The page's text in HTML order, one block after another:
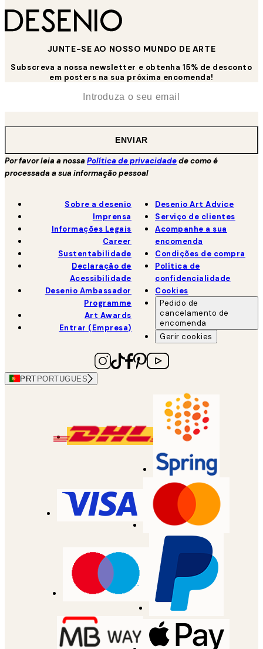
JUNTE-SE AO NOSSO MUNDO DE ARTE
Subscreva a nossa newsletter e obtenha 15% de desconto
em posters na sua próxima encomenda!
ENVIAR
Por favor leia a nossaPolítica de privacidadede como é
processada a sua informação pessoal
Sobre a desenio
Imprensa
Informações Legais
Career
Sustentabilidade
Declaração de
Acessibilidade
Desenio Ambassador
Programme
Art Awards
Entrar (Empresa)
Desenio Art Advice
Serviço de clientes
Acompanhe a sua
encomenda
Condições de compra
Política de
confidencialidade
Cookies
Pedido de
cancelamento de
encomenda
Gerir cookies
PRT PORTUGUES